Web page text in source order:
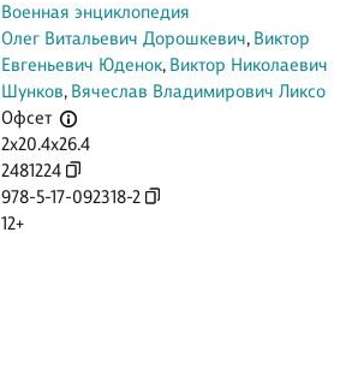
Военная энциклопедия
Олег Витальевич Дорошкевич, Виктор
Евгеньевич Юденок, Виктор Николаевич
Шунков, Вячеслав Владимирович Ликсо
Офсет
2x20.4x26.4
2481224
978-5-17-092318-2
12+